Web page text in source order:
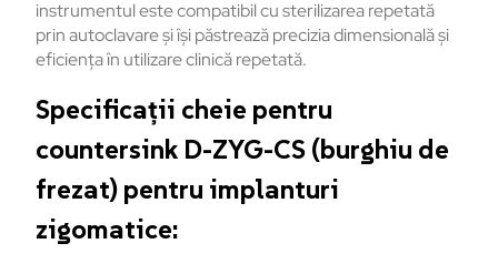
instrumentul este compatibil cu sterilizarea repetată
prin autoclavare și își păstrează precizia dimensională și
eficiența în utilizare clinică repetată.
Specificații cheie pentru
countersink D-ZYG-CS (burghiu de
frezat) pentru implanturi
zigomatice: